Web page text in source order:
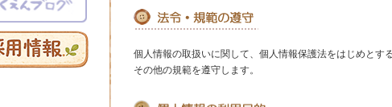
個人情報の取扱いに関して、個人情報保護法をはじめとす
その他の規範を遵守します。